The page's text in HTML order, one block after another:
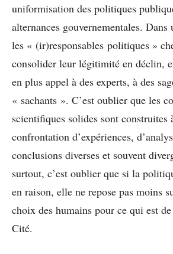
uniformisation des politiques
alternances gouvernementales.
les « (ir)responsables politiques »
consolider leur légitimité en déclin,
en plus appel à des experts, à des
« sachants ». C’est oublier que les
scientifiques solides sont construites
confrontation d’expériences,
conclusions diverses et souvent
surtout, c’est oublier que si la
en raison, elle ne repose pas moins
choix des humains pour ce qui est
Cité.